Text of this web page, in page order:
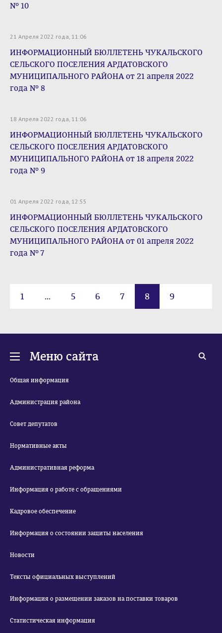
№ 10
21 Апреля 2022 года, 11:06
ИНФОРМАЦИОННЫЙ БЮЛЛЕТЕНЬ ЧУКАЛЬСКОГО
СЕЛЬСКОГО ПОСЕЛЕНИЯ АРДАТОВСКОГО
МУНИЦИПАЛЬНОГО РАЙОНА от 21 апреля 2022
года № 8
18 Апреля 2022 года, 11:06
ИНФОРМАЦИОННЫЙ БЮЛЛЕТЕНЬ ЧУКАЛЬСКОГО
СЕЛЬСКОГО ПОСЕЛЕНИЯ АРДАТОВСКОГО
МУНИЦИПАЛЬНОГО РАЙОНА от 18 апреля 2022
года № 9
01 Апреля 2022 года, 12:55
ИНФОРМАЦИОННЫЙ БЮЛЛЕТЕНЬ ЧУКАЛЬСКОГО
СЕЛЬСКОГО ПОСЕЛЕНИЯ АРДАТОВСКОГО
МУНИЦИПАЛЬНОГО РАЙОНА от 01 апреля 2022
года № 7
1 ... 5 6 7 8 9
Меню сайта
Общая информация
Администрация района
Совет депутатов
Нормативные акты
Административная реформа
Информация о работе с обращениями
Кадровое обеспечение
Информация о состоянии защиты населения
Новости
Тексты официальных выступлений
Информация о размещении заказов на поставки товаров
Статистическая информация